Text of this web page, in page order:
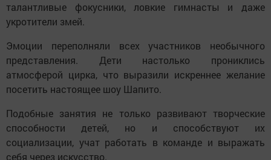
талантливые фокусники, ловкие гимнасты и даже
укротители змей.
Эмоции переполняли всех участников необычного
представления. Дети настолько прониклись
атмосферой цирка, что выразили искреннее желание
посетить настоящее шоу Шапито.
Подобные занятия не только развивают творческие
способности детей, но и способствуют их
социализации, учат работать в команде и выражать
себя через искусство.